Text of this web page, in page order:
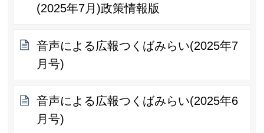
(2025年7月)政策情報版
音声による広報つくばみらい(2025年7
月号)
音声による広報つくばみらい(2025年6
月号)